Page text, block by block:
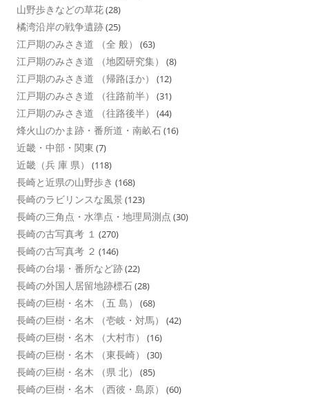
山野歩きなどの草花(28)
橘湾沿岸の戦争遺跡(25)
江戸期のみさき道 （全 般） (63)
江戸期のみさき道 （地図研究集） (8)
江戸期のみさき道 （帰路ほか） (12)
江戸期のみさき道 （往路前半） (31)
江戸期のみさき道 （往路後半） (44)
烽火山のかま跡・番所道・南畝石(16)
近畿・中部・関東 (7)
近畿（兵 庫 県） (118)
長崎と近県の山野歩き (168)
長崎のラビリンスな風景 (123)
長崎の三角点・水準点・地理局測点 (30)
長崎の古写真考 １ (270)
長崎の古写真考 ２ (146)
長崎の台場・番所など跡(22)
長崎の外国人居留地跡標石(28)
長崎の巨樹・名木 （五 島） (68)
長崎の巨樹・名木 （壱岐・対馬） (42)
長崎の巨樹・名木 （大村市） (16)
長崎の巨樹・名木 （東長崎） (30)
長崎の巨樹・名木 （県 北） (85)
長崎の巨樹・名木 （西彼・島原） (60)